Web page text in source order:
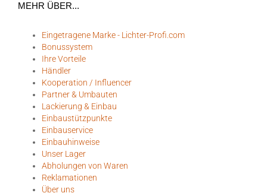
MEHR ÜBER...
Eingetragene Marke - Lichter-Profi.com
Bonussystem
Ihre Vorteile
Händler
Kooperation / Influencer
Partner & Umbauten
Lackierung & Einbau
Einbaustützpunkte
Einbauservice
Einbauhinweise
Unser Lager
Abholungen von Waren
Reklamationen
Über uns